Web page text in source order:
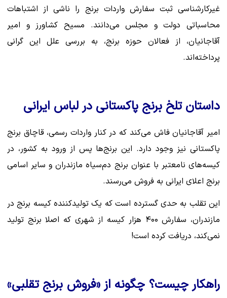
غیرکارشناسی ثبت سفارش واردات برنج را ناشی از اشتباهات
محاسباتی دولت و مجلس می‌دانند. مسیح کشاورز و امیر
آقاجانیان، از فعالان حوزه برنج، به بررسی علل این گرانی
پرداخته‌اند.
داستان تلخ برنج پاکستانی در لباس ایرانی
امیر آقاجانیان فاش می‌کند که در کنار واردات رسمی، قاچاق برنج
پاکستانی نیز وجود دارد. این برنج‌ها پس از ورود به کشور، در
کیسه‌های نامعتبر با عنوان برنج دم‌سیاه مازندران و سایر اسامی
برنج اعلای ایرانی به فروش می‌رسند.
این تقلب به حدی گسترده است که یک تولیدکننده کیسه برنج در
مازندران، سفارش ۴۰۰ هزار کیسه از شهری که اصلا برنج تولید
نمی‌کند، دریافت کرده است!
راهکار چیست؟ چگونه از «فروش برنج تقلبی»